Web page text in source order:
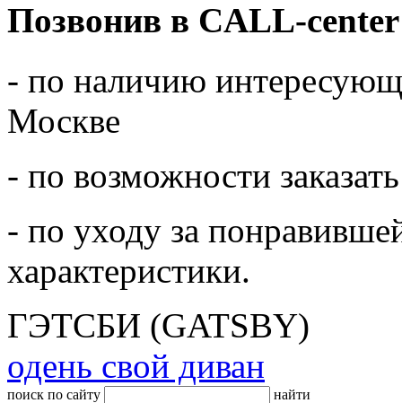
Позвонив в CALL-
- по наличию
Москве
- по возможности
- по уходу за
характеристики.
ГЭТСБИ (GATSBY)
одень свой диван
поиск по сайту найти